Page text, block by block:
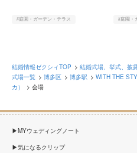
#庭園・ガーデン・テラス
#庭園・
結婚情報ゼクシィTOP 結婚式場、挙式、披
式場一覧
博多区 博多駅
WITH THE
カ）
会場
MYウェディングノート
気になるクリップ